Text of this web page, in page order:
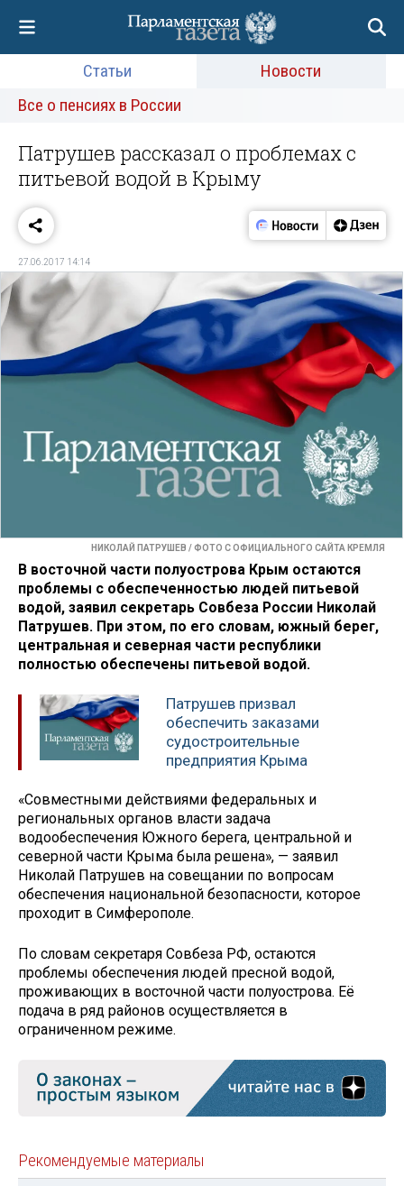
Статьи
Новости
Все о пенсиях в России
Патрушев рассказал о проблемах с
питьевой водой в Крыму
27.06.2017 14:14
НИКОЛАЙ ПАТРУШЕВ / ФОТО С ОФИЦИАЛЬНОГО САЙТА КРЕМЛЯ
В восточной части полуострова Крым остаются
проблемы с обеспеченностью людей питьевой
водой, заявил секретарь Совбеза России Николай
Патрушев. При этом, по его словам, южный берег,
центральная и северная части республики
полностью обеспечены питьевой водой.
Патрушев призвал
обеспечить заказами
судостроительные
предприятия Крыма
«Совместными действиями федеральных и
региональных органов власти задача
водообеспечения Южного берега, центральной и
северной части Крыма была решена», — заявил
Николай Патрушев на совещании по вопросам
обеспечения национальной безопасности, которое
проходит в Симферополе.
По словам секретаря Совбеза РФ, остаются
проблемы обеспечения людей пресной водой,
проживающих в восточной части полуострова. Её
подача в ряд районов осуществляется в
ограниченном режиме.
Рекомендуемые материалы